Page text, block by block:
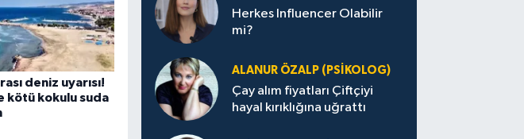
deniz uyarısı!
kötü kokulu suda
Herkes Influencer Olabilir
mi?
ALANUR ÖZALP (PSIKOLOG)
Çay alım fiyatları Çiftçiyi
hayal kırıklığına uğrattı